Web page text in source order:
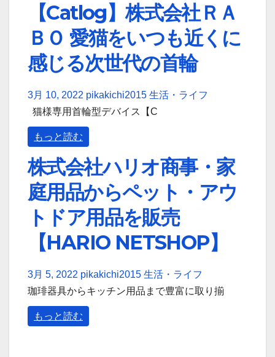
【Catlog】株式会社ＲＡ
ＢＯ 愛猫をいつも近くに
感じる次世代の首輪
3月 10, 2022 pikakichi2015 生活・ライフ
猫様専用首輪型デバイス【C
もっと読む
株式会社ハリオ商事・家
庭用品からペット・アウ
トドア用品を販売
【HARIO NETSHOP】
3月 5, 2022 pikakichi2015 生活・ライフ
珈琲器具からキッチン用品まで豊富に取り揃
もっと読む